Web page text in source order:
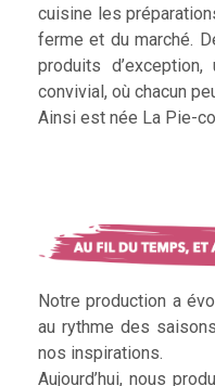
cuisine les
ferme et du marché.
produits
convivial, où chacun
Ainsi est née La Pie-
Notre production a
au rythme des
nos inspirations.
Aujourd’hui, nous